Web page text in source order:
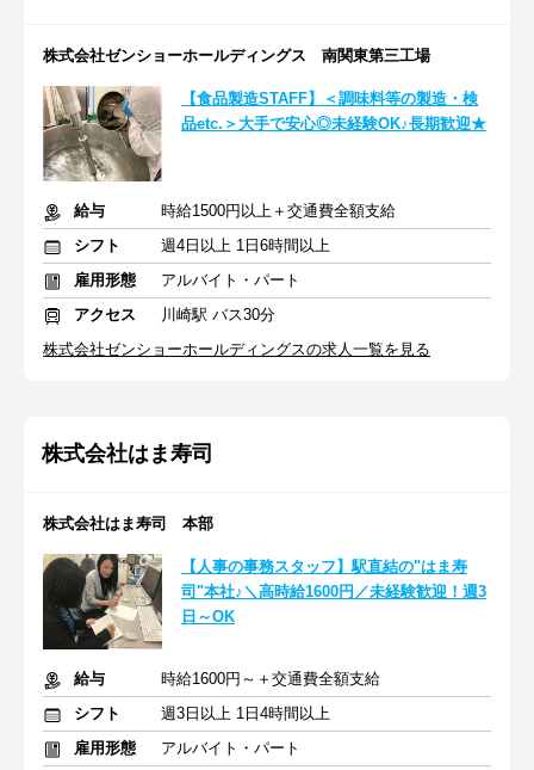
株式会社ゼンショーホールディングス 南関東第三工場
【食品製造STAFF】＜調味料等の製造・検
品etc.＞大手で安心◎未経験OK♪長期歓迎★
給与
時給1500円以上＋交通費全額支給
シフト
週4日以上 1日6時間以上
雇用形態
アルバイト・パート
アクセス
川崎駅 バス30分
株式会社ゼンショーホールディングスの求人一覧を見る
株式会社はま寿司
株式会社はま寿司 本部
【人事の事務スタッフ】駅直結の"はま寿
司"本社♪＼高時給1600円／未経験歓迎！週3
日～OK
給与
時給1600円～＋交通費全額支給
シフト
週3日以上 1日4時間以上
雇用形態
アルバイト・パート